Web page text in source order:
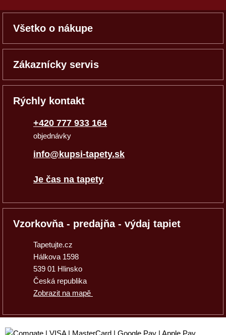
Všetko o nákupe
Zákaznícky servis
Rýchly kontakt
+420 777 933 164
objednávky
info@kupsi-tapety.sk
Je čas na tapety
Vzorkovňa - predajňa - výdaj tapiet
Tapetujte.cz
Hálkova 1598
539 01 Hlinsko
Česká republika
Zobrazit na mapě